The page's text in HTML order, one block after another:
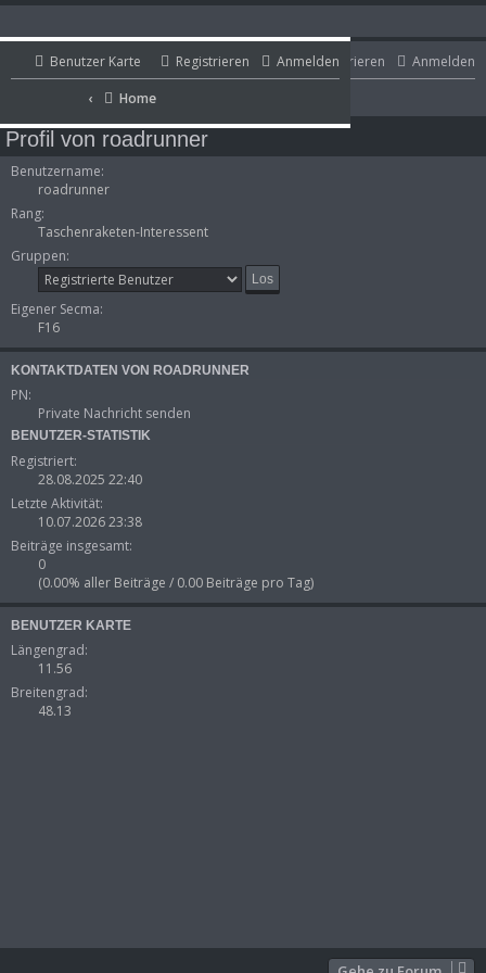
Benutzer Karte Anmelden
Registrieren
Portal
Home
Benutzer Karte Anmelden
Registrieren
Home
Profil von roadrunner
Benutzername:
roadrunner
Rang:
Taschenraketen-Interessent
Gruppen:
Eigener Secma:
F16
KONTAKTDATEN VON ROADRUNNER
PN:
Private Nachricht senden
BENUTZER-STATISTIK
Registriert:
28.08.2025 22:40
Letzte Aktivität:
10.07.2026 23:38
Beiträge insgesamt:
0
(0.00% aller Beiträge / 0.00 Beiträge pro Tag)
BENUTZER KARTE
Längengrad:
11.56
Breitengrad:
48.13